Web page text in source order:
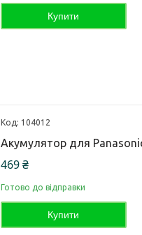
Купити
104012
Акумулятор для
469 ₴
Готово до відправки
Купити